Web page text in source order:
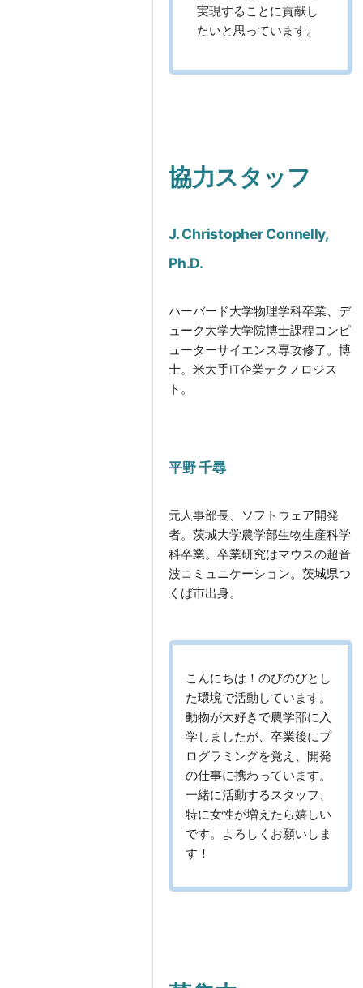
実現することに貢献し
たいと思っています。
協力スタッフ
J. Christopher Connelly,
Ph.D.
ハーバード大学物理学科卒業、デ
ューク大学大学院博士課程コンピ
ューターサイエンス専攻修了。博
士。米大手IT企業テクノロジス
ト。
平野 千尋
元人事部長、ソフトウェア開発
者。茨城大学農学部生物生産科学
科卒業。卒業研究はマウスの超音
波コミュニケーション。茨城県つ
くば市出身。
こんにちは！のびのびとし
た環境で活動しています。
動物が大好きで農学部に入
学しましたが、卒業後にプ
ログラミングを覚え、開発
の仕事に携わっています。
一緒に活動するスタッフ、
特に女性が増えたら嬉しい
です。よろしくお願いしま
す！